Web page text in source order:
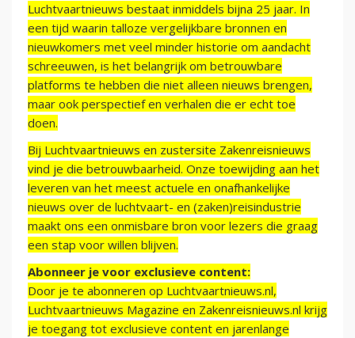
Luchtvaartnieuws bestaat inmiddels bijna 25 jaar. In
een tijd waarin talloze vergelijkbare bronnen en
nieuwkomers met veel minder historie om aandacht
schreeuwen, is het belangrijk om betrouwbare
platforms te hebben die niet alleen nieuws brengen,
maar ook perspectief en verhalen die er echt toe
doen.
Bij Luchtvaartnieuws en zustersite Zakenreisnieuws
vind je die betrouwbaarheid. Onze toewijding aan het
leveren van het meest actuele en onafhankelijke
nieuws over de luchtvaart- en (zaken)reisindustrie
maakt ons een onmisbare bron voor lezers die graag
een stap voor willen blijven.
Abonneer je voor exclusieve content:
Door je te abonneren op Luchtvaartnieuws.nl,
Luchtvaartnieuws Magazine en Zakenreisnieuws.nl krijg
je toegang tot exclusieve content en jarenlange